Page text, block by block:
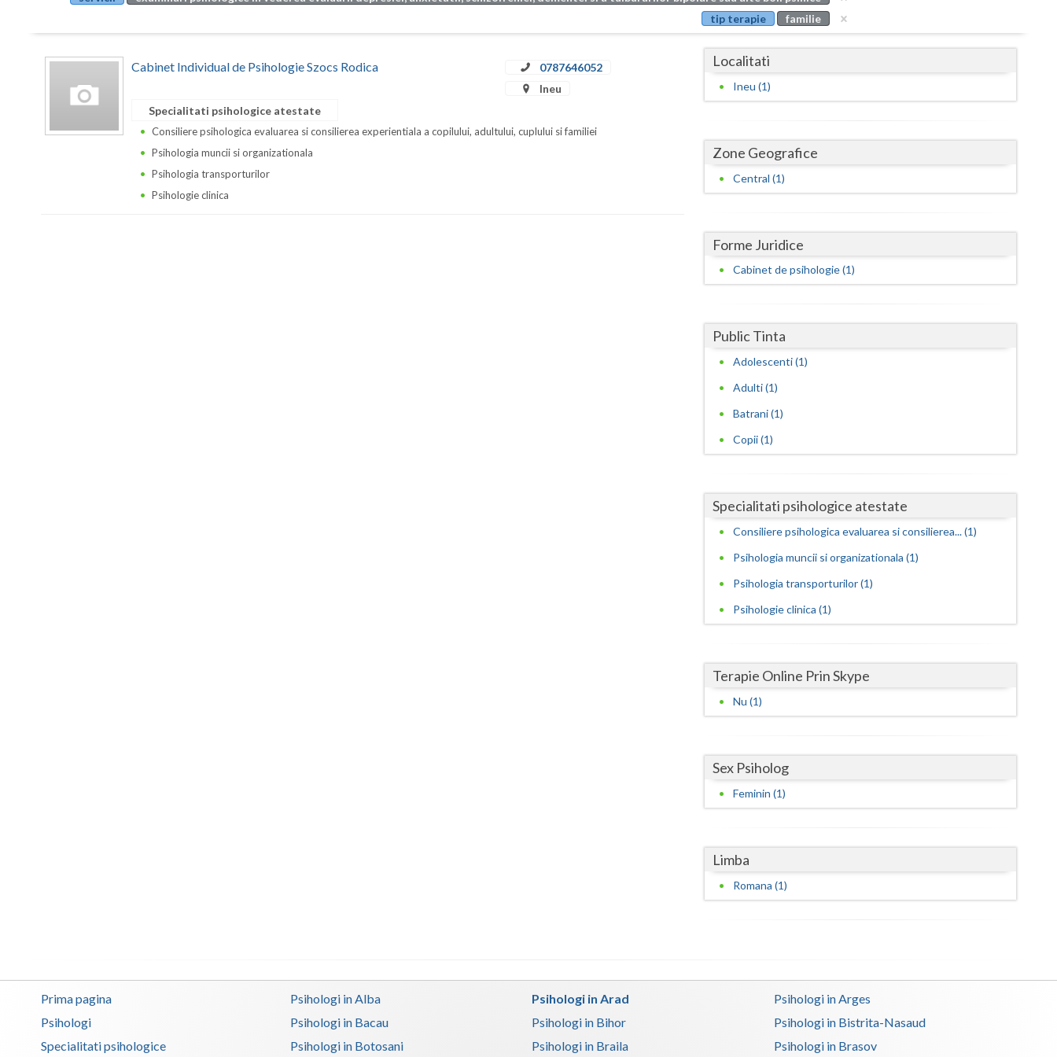
Buzau
Cluj
Covasna
Dambovita
Dolj
Galati
Gorj
Maramures
Neamt
Prahova
Vrancea
tip terapie
familie
Cabinet Individual de Psihologie Szocs Rodica
0787646052
Ineu
Specialitati psihologice atestate
Consiliere psihologica evaluarea si consilierea experientiala a copilului, adultului, cuplului si familiei
Psihologia muncii si organizationala
Psihologia transporturilor
Psihologie clinica
Localitati
Ineu (1)
Zone Geografice
Central (1)
Forme Juridice
Cabinet de psihologie (1)
Public Tinta
Adolescenti (1)
Adulti (1)
Batrani (1)
Copii (1)
Specialitati psihologice atestate
Consiliere psihologica evaluarea si consilierea... (1)
Psihologia muncii si organizationala (1)
Psihologia transporturilor (1)
Psihologie clinica (1)
Terapie Online Prin Skype
Nu (1)
Sex Psiholog
Feminin (1)
Limba
Romana (1)
Prima pagina
Psihologi
Specialitati psihologice
Psihologi in Alba Psihologi in Arad
Psihologi in Arges
Psihologi in Bacau
Psihologi in Bihor
Psihologi in Bistrita-Nasaud
Psihologi in Botosani
Psihologi in Braila Psihologi in Brasov